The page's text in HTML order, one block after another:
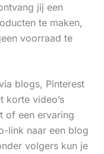
jij een
te maken,
voorraad te
blogs, Pinterest
korte video’s
of een ervaring
link naar een blog
volgers kun je